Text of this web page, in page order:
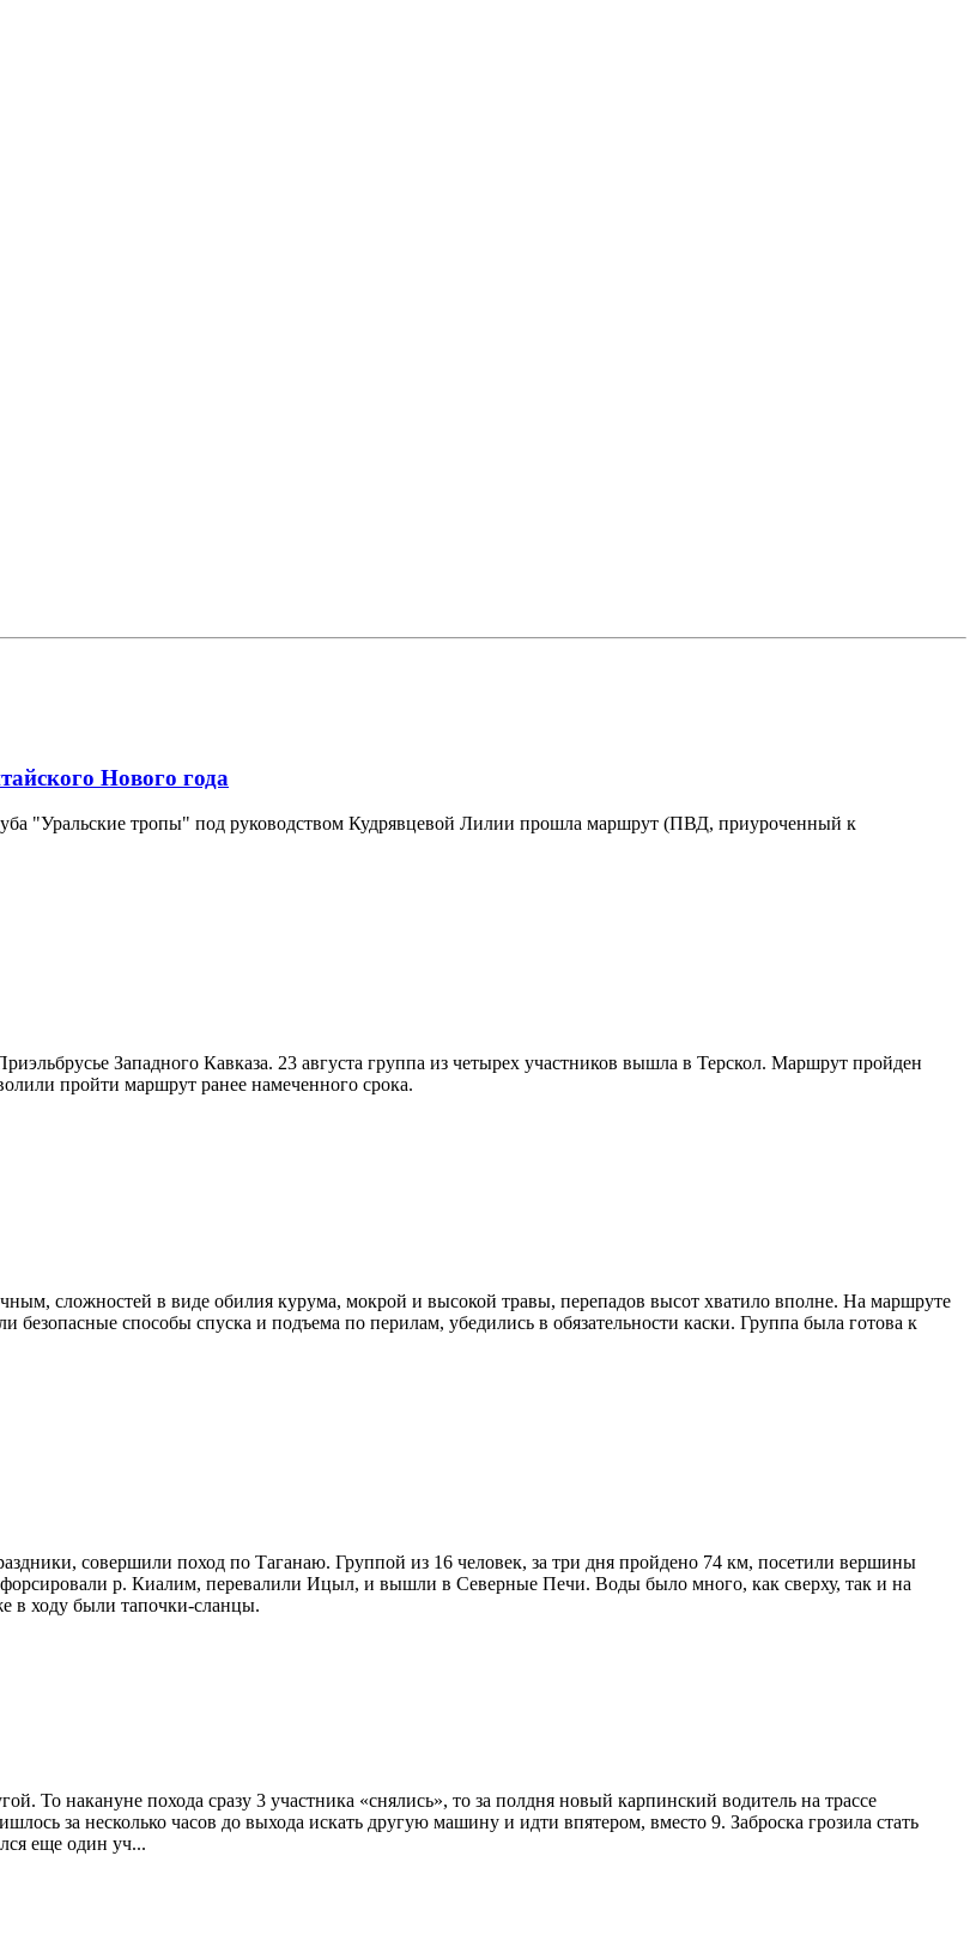
Нового года
"Уральские тропы" под руководством Кудрявцевой Лилии прошла маршрут (ПВД, приуроченный к
Западного Кавказа. 23 августа группа из четырех участников вышла в Терскол. Маршрут пройден
пройти маршрут ранее намеченного срока.
сложностей в виде обилия курума, мокрой и высокой травы, перепадов высот хватило вполне. На маршруте
способы спуска и подъема по перилам, убедились в обязательности каски. Группа была готова к
совершили поход по Таганаю. Группой из 16 человек, за три дня пройдено 74 км, посетили вершины
р. Киалим, перевалили Ицыл, и вышли в Северные Печи. Воды было много, как сверху, так и на
в ходу были тапочки-сланцы.
То накануне похода сразу 3 участника «снялись», то за полдня новый карпинский водитель на трассе
за несколько часов до выхода искать другую машину и идти впятером, вместо 9. Заброска грозила стать
еще один уч...